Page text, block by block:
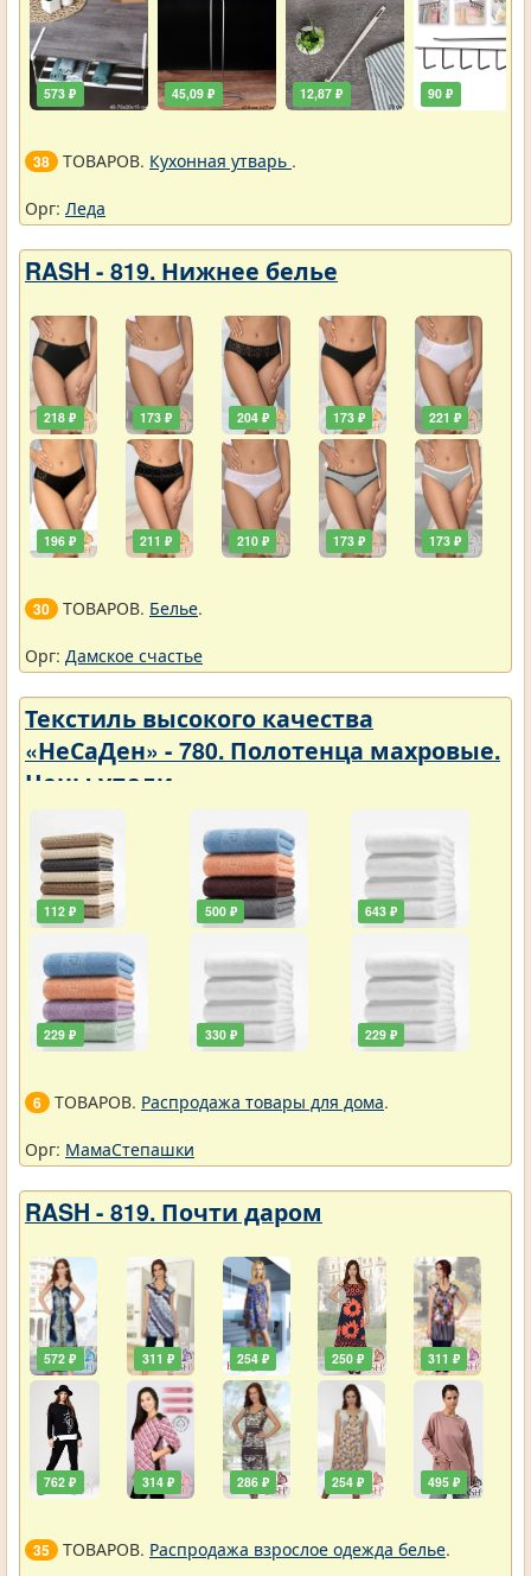
573 ₽ 45,09 ₽ 12,87 ₽ 90 ₽
38 ТОВАРОВ. Кухонная утварь .
Орг: Леда
RASH - 819. Нижнее белье
218 ₽
196 ₽
173 ₽
211 ₽
204 ₽
210 ₽
173 ₽
173 ₽
221 ₽
173 ₽
30 ТОВАРОВ. Белье.
Орг: Дамское счастье
Текстиль высокого качества
«НеСаДен» - 780. Полотенца махровые.
Цены упали
112 ₽
229 ₽
500 ₽
330 ₽
643 ₽
229 ₽
6 ТОВАРОВ. Распродажа товары для дома.
Орг: МамаСтепашки
RASH - 819. Почти даром
572 ₽
762 ₽
311 ₽
314 ₽
254 ₽
286 ₽
250 ₽
254 ₽
311 ₽
495 ₽
35 ТОВАРОВ. Распродажа взрослое одежда белье.